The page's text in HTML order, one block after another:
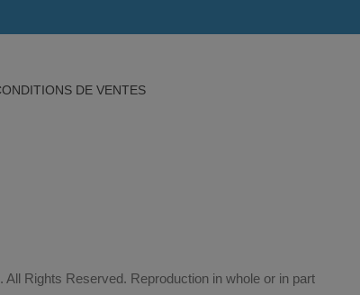
DE VENTES
Rights Reserved. Reproduction in whole or in part